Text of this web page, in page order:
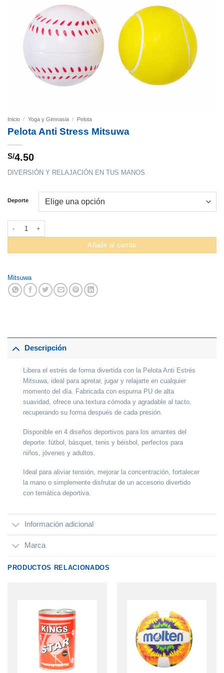
Inicio / Yoga y Gimnasia / Pelota
Pelota Anti Stress Mitsuwa
S/4.50
DIVERSIÓN Y RELAJACIÓN EN TUS MANOS
Deporte
Añadir al carrito
Mitsuwa
Descripción
Libera el estrés de forma divertida con la Pelota Anti Estrés
Mitsuwa, ideal para apretar, jugar y relajarte en cualquier
momento del día. Fabricada con espuma PU de alta
suavidad, ofrece una textura cómoda y agradable al tacto,
recuperando su forma después de cada presión.
Disponible en 4 diseños deportivos para los amantes del
deporte: fútbol, básquet, tenis y béisbol , perfectos para
niños, jóvenes y adultos.
Ideal para aliviar tensión, mejorar la concentración, fortalecer
la mano o simplemente disfrutar de un accesorio divertido
con temática deportiva.
Información adicional
Marca
PRODUCTOS RELACIONADOS